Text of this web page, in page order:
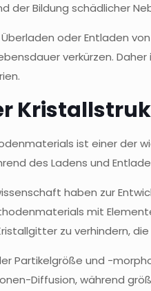
der Bildung schädlicher
Überladen oder Entladen
verkürzen.
ist einer
des Ladens und
haben zur
mit
zu verhindern,
Partikelgröße und -
Diffusion, während